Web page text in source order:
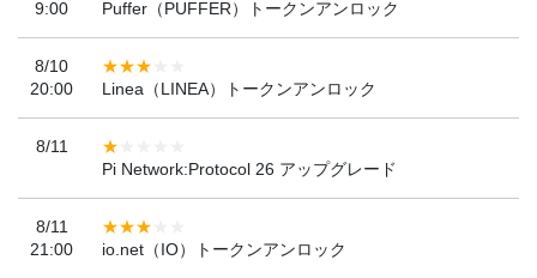
9:00
Puffer（PUFFER）トークンアンロック
8/10
20:00
Linea（LINEA）トークンアンロック
8/11
Pi Network:Protocol 26 アップグレード
8/11
21:00
io.net（IO）トークンアンロック